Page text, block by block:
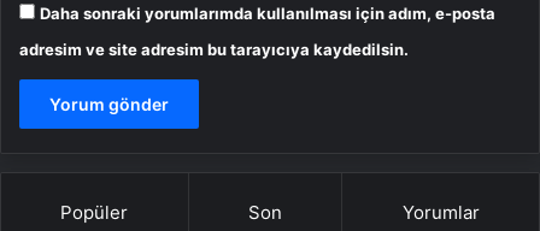
Daha sonraki yorumlarımda kullanılması için adım, e-posta
adresim ve site adresim bu tarayıcıya kaydedilsin.
Popüler Son Yorumlar